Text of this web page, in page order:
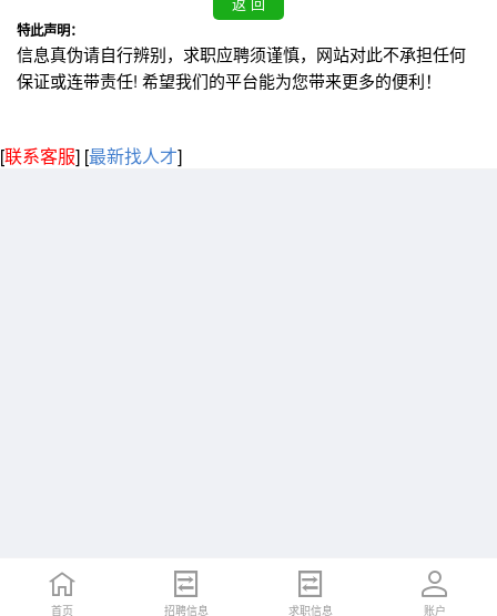
特此声明：
信息真伪请自行辨别，求职应聘须谨慎，网站对此不承担任何
保证或连带责任! 希望我们的平台能为您带来更多的便利！
[联系客服] [最新找人才]
首页 招聘信息 求职信息 账户